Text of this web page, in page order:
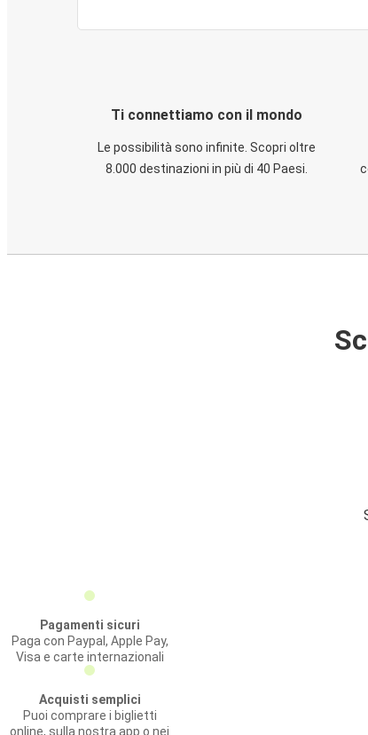
Ti connettiamo con il mondo
Le possibilità sono infinite. Scopri oltre
8.000 destinazioni in più di 40 Paesi.
Pagamenti sicuri
Paga con Paypal, Apple Pay,
Visa e carte internazionali
Acquisti semplici
Puoi comprare i biglietti
online, sulla nostra app o nei